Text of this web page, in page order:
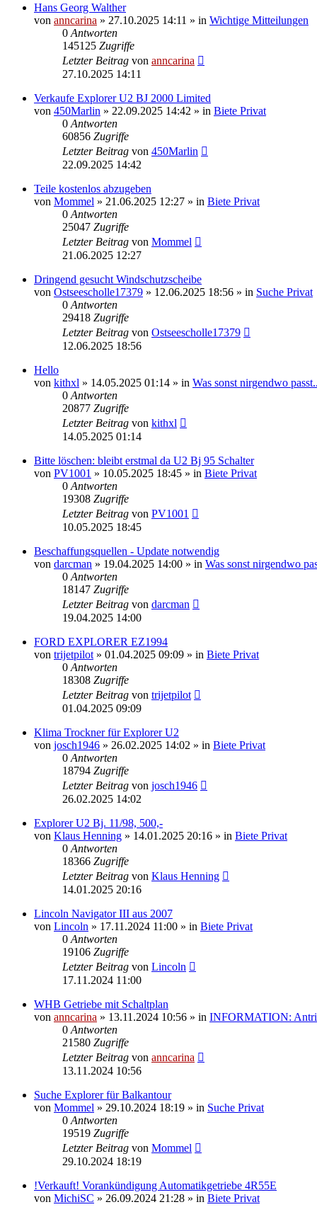
Hans Georg Walther
von anncarina » 27.10.2025 14:11 » in Wichtige Mitteilungen
0 Antworten
145125 Zugriffe
Letzter Beitrag von anncarina
27.10.2025 14:11
Verkaufe Explorer U2 BJ 2000 Limited
von 450Marlin » 22.09.2025 14:42 » in Biete Privat
0 Antworten
60856 Zugriffe
Letzter Beitrag von 450Marlin
22.09.2025 14:42
Teile kostenlos abzugeben
von Mommel » 21.06.2025 12:27 » in Biete Privat
0 Antworten
25047 Zugriffe
Letzter Beitrag von Mommel
21.06.2025 12:27
Dringend gesucht Windschutzscheibe
von Ostseescholle17379 » 12.06.2025 18:56 » in Suche Privat
0 Antworten
29418 Zugriffe
Letzter Beitrag von Ostseescholle17379
12.06.2025 18:56
Hello
von kithxl » 14.05.2025 01:14 » in Was sonst nirgendwo
0 Antworten
20877 Zugriffe
Letzter Beitrag von kithxl
14.05.2025 01:14
Bitte löschen: bleibt erstmal da U2 Bj 95 Schalter
von PV1001 » 10.05.2025 18:45 » in Biete Privat
0 Antworten
19308 Zugriffe
Letzter Beitrag von PV1001
10.05.2025 18:45
Beschaffungsquellen - Update notwendig
von darcman » 19.04.2025 14:00 » in Was sonst nirgendwo
0 Antworten
18147 Zugriffe
Letzter Beitrag von darcman
19.04.2025 14:00
FORD EXPLORER EZ1994
von trijetpilot » 01.04.2025 09:09 » in Biete Privat
0 Antworten
18308 Zugriffe
Letzter Beitrag von trijetpilot
01.04.2025 09:09
Klima Trockner für Explorer U2
von josch1946 » 26.02.2025 14:02 » in Biete Privat
0 Antworten
18794 Zugriffe
Letzter Beitrag von josch1946
26.02.2025 14:02
Explorer U2 Bj. 11/98, 500,-
von Klaus Henning » 14.01.2025 20:16 » in Biete Privat
0 Antworten
18366 Zugriffe
Letzter Beitrag von Klaus Henning
14.01.2025 20:16
Lincoln Navigator III aus 2007
von Lincoln » 17.11.2024 11:00 » in Biete Privat
0 Antworten
19106 Zugriffe
Letzter Beitrag von Lincoln
17.11.2024 11:00
WHB Getriebe mit Schaltplan
von anncarina » 13.11.2024 10:56 » in INFORMATION:
0 Antworten
21580 Zugriffe
Letzter Beitrag von anncarina
13.11.2024 10:56
Suche Explorer für Balkantour
von Mommel » 29.10.2024 18:19 » in Suche Privat
0 Antworten
19519 Zugriffe
Letzter Beitrag von Mommel
29.10.2024 18:19
!Verkauft! Vorankündigung Automatikgetriebe 4R55E
von MichiSC » 26.09.2024 21:28 » in Biete Privat